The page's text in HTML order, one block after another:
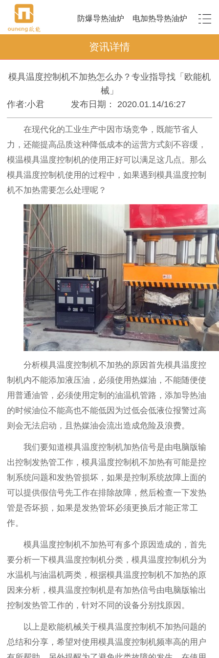
防爆导热油炉 电加热导热油炉
资讯详情
模具温度控制机不加热怎么办？专业指导找「欧能机
械」
作者:小君
发布日期： 2020.01.14/16:27
在现代化的工业生产中因市场竞争，既能节省人
力，还能提高品质这种降低成本的运营方式刻不容缓，
模温模具温度控制机的使用正好可以满足这几点。那么
模具温度控制机使用的过程中，如果遇到模具温度控制
机不加热需要怎么处理呢？
分析模具温度控制机不加热的原因首先模具温度控
制机内不能添加液压油，必须使用热媒油，不能随便使
用普通油管，必须使用定制的油温机管路，添加导热油
的时候油位不能高也不能低因为过低会低液位报警过高
则会无法启动，且热媒油会流出造成危险及浪费。
我们要知道模具温度控制机加热信号是由电脑版输
出控制发热管工作，模具温度控制机不加热有可能是控
制系统问题和发热管损坏，如果是控制系统故障上面的
可以提供假信号先工作在排除故障，然后检查一下发热
管是否坏损，如果是发热管坏必须更换后才能正常工
作。
模具温度控制机不加热可有多个原因造成的，首先
要分析一下模具温度控制机分类，模具温度控制机分为
水温机与油温机两类，根据模具温度控制机不加热的原
因来分析，模具温度控制机是有加热信号由电脑版输出
控制发热管工作的，针对不同的设备分别找原因。
以上是欧能机械关于模具温度控制机不加热问题的
总结和分享，希望对使用模具温度控制机频率高的用户